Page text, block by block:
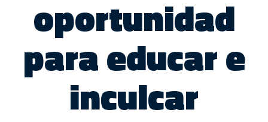
oportunidad
para educar e
inculcar